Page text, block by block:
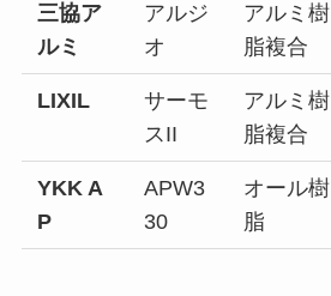
三協ア
ルミ
アルジ
オ
アルミ樹
脂複合
LIXIL
サーモ
スII
アルミ樹
脂複合
YKK A
P
APW3
30
オール樹
脂